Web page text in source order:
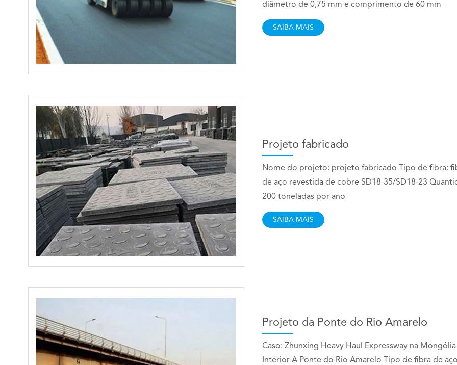
diâmetro de 0,75 mm e comprimento de 60 mm
SAIBA MAIS
Projeto fabricado
Nome do projeto: projeto fabricado Tipo de fibra:
de aço revestida de cobre SD18-35/SD18-23
200 toneladas por ano
SAIBA MAIS
Projeto da Ponte do Rio Amarelo
Caso: Zhunxing Heavy Haul Expressway na Mongólia
Interior A Ponte do Rio Amarelo Tipo de fibra de